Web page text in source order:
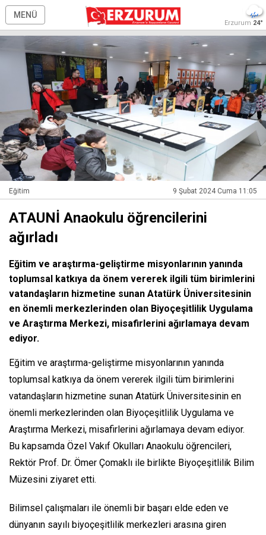
MENÜ
Erzurum 24°
Eğitim 9 Şubat 2024 Cuma 11:05
ATAUNİ Anaokulu öğrencilerini
ağırladı
Eğitim ve araştırma-geliştirme misyonlarının yanında
toplumsal katkıya da önem vererek ilgili tüm birimlerini
vatandaşların hizmetine sunan Atatürk Üniversitesinin
en önemli merkezlerinden olan Biyoçeşitlilik Uygulama
ve Araştırma Merkezi, misafirlerini ağırlamaya devam
ediyor.
Eğitim ve araştırma-geliştirme misyonlarının yanında
toplumsal katkıya da önem vererek ilgili tüm birimlerini
vatandaşların hizmetine sunan Atatürk Üniversitesinin en
önemli merkezlerinden olan Biyoçeşitlilik Uygulama ve
Araştırma Merkezi, misafirlerini ağırlamaya devam ediyor.
Bu kapsamda Özel Vakıf Okulları Anaokulu öğrencileri,
Rektör Prof. Dr. Ömer Çomaklı ile birlikte Biyoçeşitlilik Bilim
Müzesini ziyaret etti.
Bilimsel çalışmaları ile önemli bir başarı elde eden ve
dünyanın sayılı biyoçeşitlilik merkezleri arasına giren